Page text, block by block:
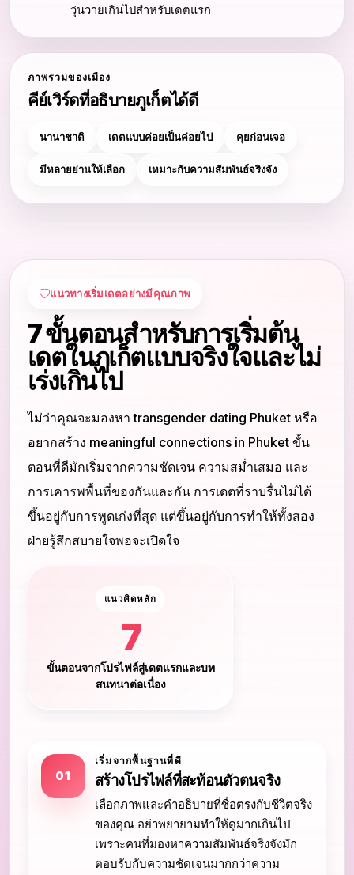
วุ่นวายเกินไปสำหรับเดตแรก
ภาพรวมของเมือง
คีย์เวิร์ดที่อธิบายภูเก็ตได้ดี
นานาชาติ เดตแบบค่อยเป็นค่อยไป คุยก่อนเจอ
มีหลายย่านให้เลือก เหมาะกับความสัมพันธ์จริงจัง
แนวทางเริ่มเดตอย่างมีคุณภาพ
7 ขั้นตอนสำหรับการเริ่มต้น
เดตในภูเก็ตแบบจริงใจและไม่
เร่งเกินไป
ไม่ว่าคุณจะมองหา transgender dating Phuket หรือ
อยากสร้าง meaningful connections in Phuket ขั้น
ตอนที่ดีมักเริ่มจากความชัดเจน ความสม่ำเสมอ และ
การเคารพพื้นที่ของกันและกัน การเดตที่ราบรื่นไม่ได้
ขึ้นอยู่กับการพูดเก่งที่สุด แต่ขึ้นอยู่กับการทำให้ทั้งสอง
ฝ่ายรู้สึกสบายใจพอจะเปิดใจ
แนวคิดหลัก
7
ขั้นตอนจากโปรไฟล์สู่เดตแรกและบท
สนทนาต่อเนื่อง
01
เริ่มจากพื้นฐานที่ดี
สร้างโปรไฟล์ที่สะท้อนตัวตนจริง
เลือกภาพและคำอธิบายที่ซื่อตรงกับชีวิตจริง
ของคุณ อย่าพยายามทำให้ดูมากเกินไป
เพราะคนที่มองหาความสัมพันธ์จริงจังมัก
ตอบรับกับความชัดเจนมากกว่าความ